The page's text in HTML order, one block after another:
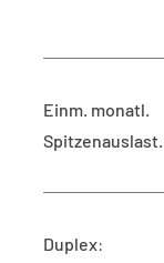
Einm. monatl.
Spitzenauslast.
Duplex: